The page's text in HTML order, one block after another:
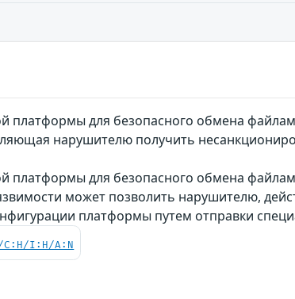
платформы для безопасного обмена
нарушителю получить
платформы для безопасного обмена
может позволить нарушителю,
платформы путем отправки
C:H/I:H/A:N